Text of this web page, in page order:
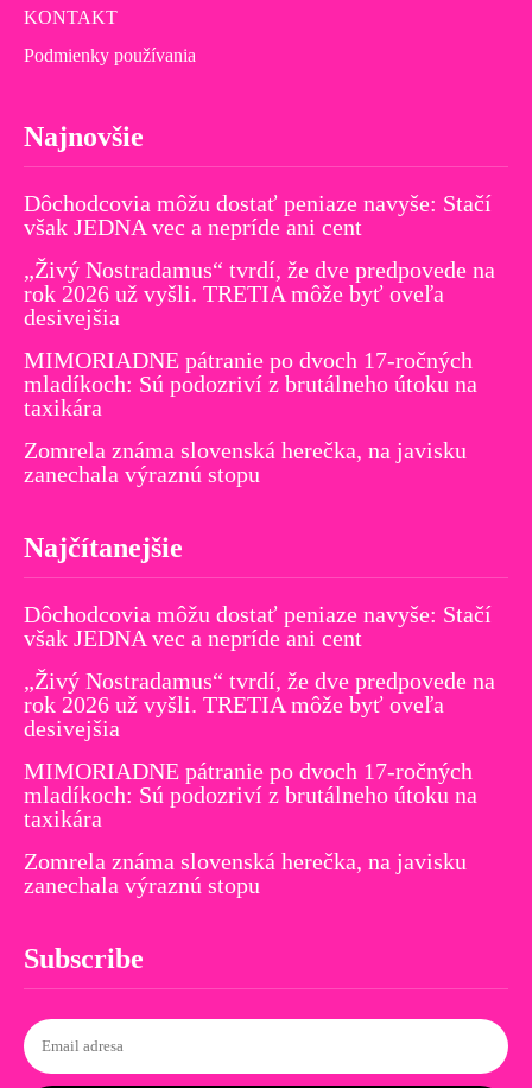
KONTAKT
Podmienky používania
Najnovšie
Dôchodcovia môžu dostať peniaze navyše: Stačí
však JEDNA vec a nepríde ani cent
„Živý Nostradamus“ tvrdí, že dve predpovede na
rok 2026 už vyšli. TRETIA môže byť oveľa
desivejšia
MIMORIADNE pátranie po dvoch 17-ročných
mladíkoch: Sú podozriví z brutálneho útoku na
taxikára
Zomrela známa slovenská herečka, na javisku
zanechala výraznú stopu
Najčítanejšie
Dôchodcovia môžu dostať peniaze navyše: Stačí
však JEDNA vec a nepríde ani cent
„Živý Nostradamus“ tvrdí, že dve predpovede na
rok 2026 už vyšli. TRETIA môže byť oveľa
desivejšia
MIMORIADNE pátranie po dvoch 17-ročných
mladíkoch: Sú podozriví z brutálneho útoku na
taxikára
Zomrela známa slovenská herečka, na javisku
zanechala výraznú stopu
Subscribe